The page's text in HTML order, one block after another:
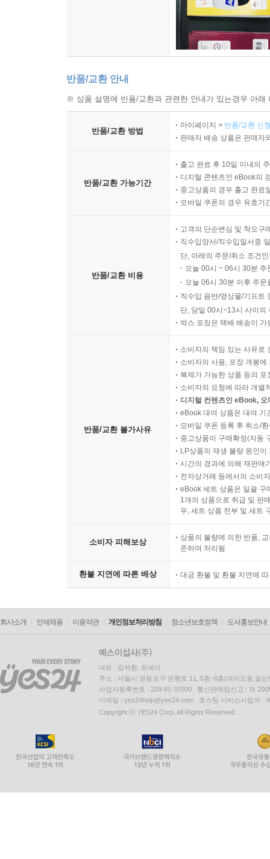
체계를 발전시킨 『분석자』에 다음과 같은 말
반품/교환 안내
※ 상품 설명에 반품/교환과 관련한 안내가 있는경우 아
반품/교환 방법
마이페이지 > 반품/교환 신
판매자 배송 상품은 판매자
반품/교환 가능기간
출고 완료 후 10일 이내의
디지털 콘텐츠인 eBook의
중고상품의 경우 출고 완료
모바일 쿠폰의 경우 유효기
반품/교환 비용
고객의 단순변심 및 착오구
직수입양서/직수입일서중
단, 아래의 주문/취소 조건
오늘 00시 ~ 06시 30분
오늘 06시 30분 이후 주
직수입 음반/영상물/기프트
단, 당일 00시~13시 사이의
박스 포장은 택배 배송이
반품/교환 불가사유
소비자의 책임 있는 사유로
소비자의 사용, 포장 개봉
복제가 가능한 상품 등의
소비자의 요청에 따라 개별
디지털 컨텐츠인 eBook,
eBook 대여 상품은 대여 기
모바일 쿠폰 등록 후 취소/
중고상품이 구매확정(자동
LP상품의 재생 불량 원인
시간의 경과에 의해 재판매
전자상거래 등에서의 소비
eBook 세트 상품은 일괄 구
1개의 상품으로 취급 및 판
우, 세트 상품 전부 및 세트
소비자 피해보상
상품의 불량에 의한 반품,
준하여 처리됨
환불 지연에 따른 배상 대금 환불 및 환불 지연에
회사소개 인재채용 이용약관 개인정보처리방침 청소년보호정책 도서홍보안내
대표 : 김석환, 최세라
주소 : 서울시 영등포구 은행로 11, 5층~6층(여의도동,일신
사업자등록번호 : 229-81-37000 통신판매업신고 : 제
이메일 : yes24help@yes24.com 호스팅 서비스사업자 :
Copyright ⓒ YES24 Corp. All Rights Reserved.